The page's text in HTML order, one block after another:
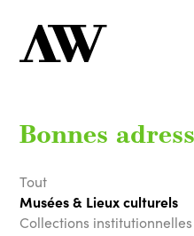
Bonnes
Tout
Musées & Lieux culturels
Collections